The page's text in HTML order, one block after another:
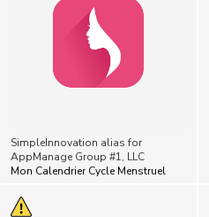
SimpleInnovation alias for
AppManage Group #1, LLC
Mon Calendrier Cycle Menstruel